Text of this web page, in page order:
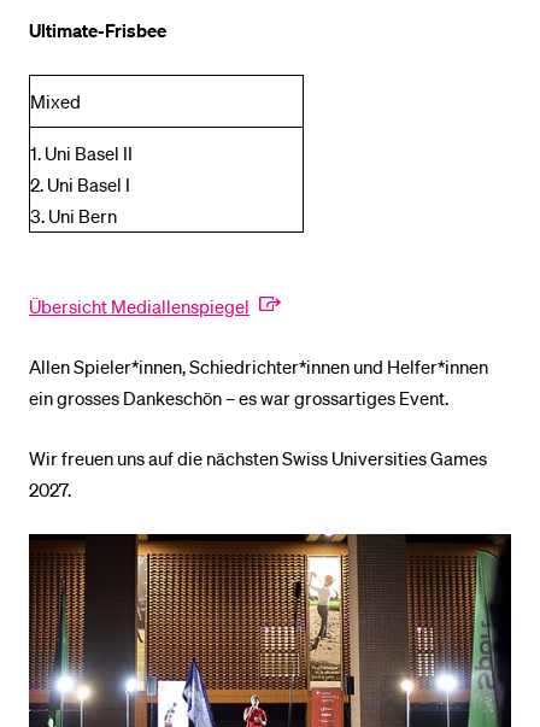
Ultimate-Frisbee
Mixed
1. Uni Basel II
2. Uni Basel I
3. Uni Bern
Übersicht Mediallenspiegel
Allen Spieler*innen, Schiedrichter*innen und Helfer*innen
ein grosses Dankeschön – es war grossartiges Event.
Wir freuen uns auf die nächsten Swiss Universities Games
2027.